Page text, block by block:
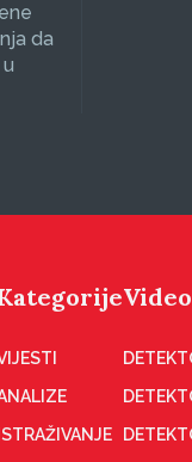
da
ISTRAŽIVANJE
Video